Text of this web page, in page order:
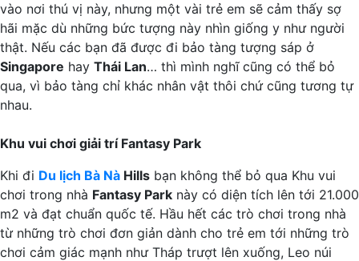
vào nơi thú vị này, nhưng một vài trẻ em sẽ cảm thấy sợ
hãi mặc dù những bức tượng này nhìn giống y như người
thật. Nếu các bạn đã được đi bảo tàng tượng sáp ở
Singapore hay Thái Lan… thì mình nghĩ cũng có thể bỏ
qua, vì bảo tàng chỉ khác nhân vật thôi chứ cũng tương tự
nhau.
Khu vui chơi giải trí Fantasy Park
Khi đi Du lịch Bà Nà Hills bạn không thể bỏ qua Khu vui
chơi trong nhà Fantasy Park này có diện tích lên tới 21.000
m2 và đạt chuẩn quốc tế. Hầu hết các trò chơi trong nhà
từ những trò chơi đơn giản dành cho trẻ em tới những trò
chơi cảm giác mạnh như Tháp trượt lên xuống, Leo núi